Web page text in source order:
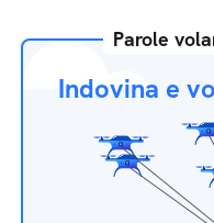
Parole
Indovina e